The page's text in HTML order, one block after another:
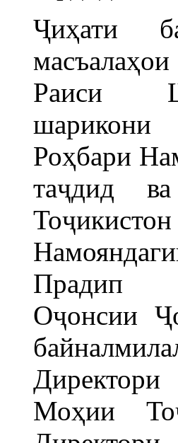
Ҷиҳати
Раиси
Роҳбари
таҷдид
Прадип
Оҷонсии
Моҳии